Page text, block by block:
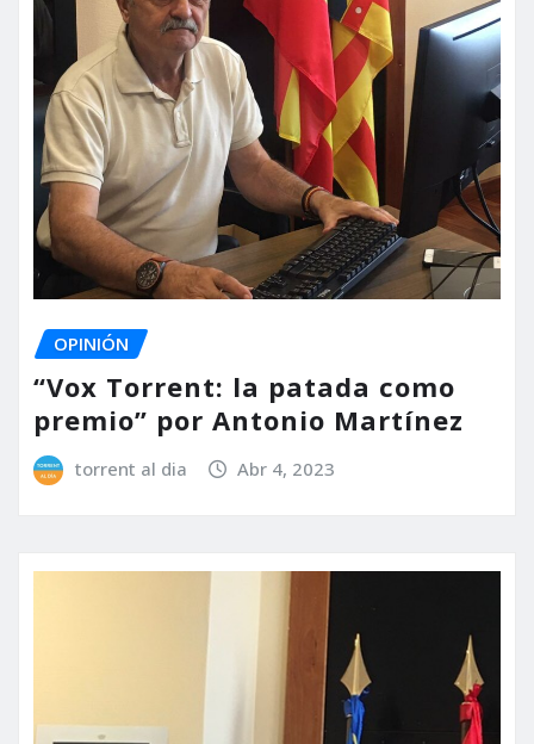
OPINIÓN
“Vox Torrent: la patada como
premio” por Antonio Martínez
torrent al dia Abr 4, 2023